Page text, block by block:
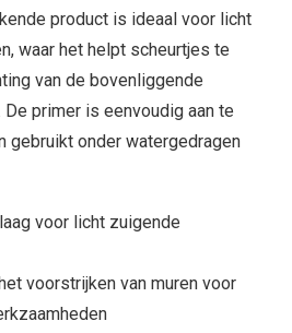
product is ideaal voor licht
waar het helpt scheurtjes te
van de bovenliggende
primer is eenvoudig aan te
gebruikt onder watergedragen
voor licht zuigende
voorstrijken van muren voor